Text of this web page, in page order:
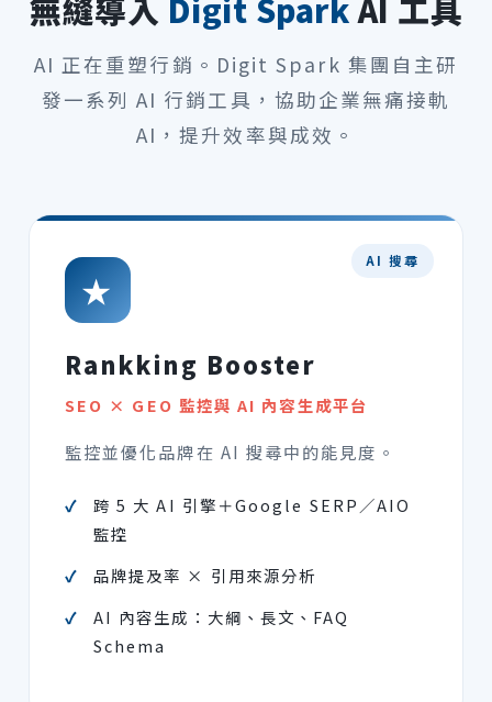
AI 正在重塑行銷。Digit Spark 集團自主研
發一系列 AI 行銷工具，協助企業無痛接軌
AI，提升效率與成效。
AI 搜尋
★
Rankking Booster
SEO × GEO 監控與 AI 內容生成平台
監控並優化品牌在 AI 搜尋中的能見度。
跨 5 大 AI 引擎＋Google SERP／AIO
監控
品牌提及率 × 引用來源分析
AI 內容生成：大綱、長文、FAQ
Schema